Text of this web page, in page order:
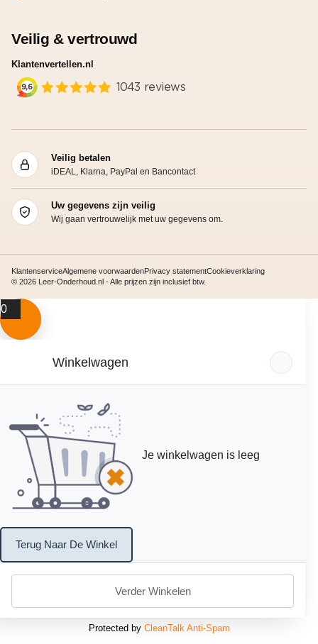
Veilig & vertrouwd
Klantenvertellen.nl
Veilig betalen
iDEAL, Klarna, PayPal en Bancontact
Uw gegevens zijn veilig
Wij gaan vertrouwelijk met uw gegevens om.
KlantenserviceAlgemene voorwaardenPrivacy statementCookieverklaring
© 2026 Leer-Onderhoud.nl - Alle prijzen zijn inclusief btw.
0
Winkelwagen
Je winkelwagen is leeg
Terug Naar De Winkel
Verder Winkelen
Protected by CleanTalk Anti-Spam